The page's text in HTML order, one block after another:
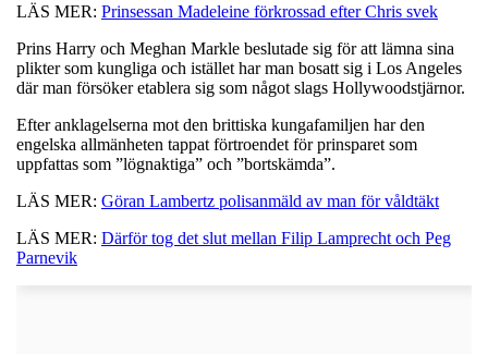
LÄS MER: Prinsessan Madeleine förkrossad efter Chris svek
Prins Harry och Meghan Markle beslutade sig för att lämna sina
plikter som kungliga och istället har man bosatt sig i Los Angeles
där man försöker etablera sig som något slags Hollywoodstjärnor.
Efter anklagelserna mot den brittiska kungafamiljen har den
engelska allmänheten tappat förtroendet för prinsparet som
uppfattas som ”lögnaktiga” och ”bortskämda”.
LÄS MER: Göran Lambertz polisanmäld av man för våldtäkt
LÄS MER: Därför tog det slut mellan Filip Lamprecht och Peg
Parnevik